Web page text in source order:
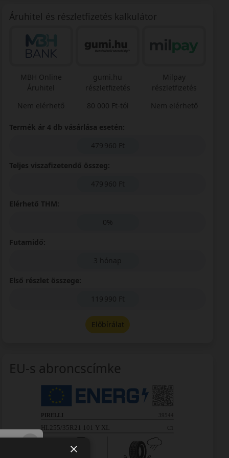
Áruhitel és részletfizetés kalkulátor
MBH Online
Áruhitel
Nem elérhető
gumi.hu
részletfizetés
80 000 Ft-tól
Milpay
részletfizetés
Nem elérhető
Termék ár 4 db vásárlása esetén:
479 960 Ft
Teljes viszafizetendő összeg:
479 960 Ft
Elérhető THM:
0%
Futamidő:
3 hónap
Első részlet összege:
119 990 Ft
Előbírálat
EU-s abroncscímke
×